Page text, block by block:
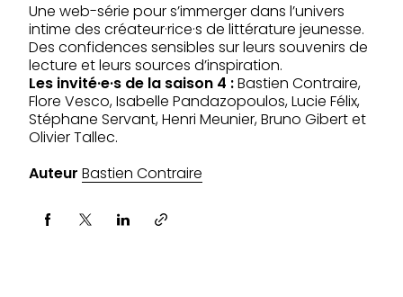
Une web-série pour s’immerger dans l’univers
intime des créateur·rice·s de littérature jeunesse.
Des confidences sensibles sur leurs souvenirs de
lecture et leurs sources d’inspiration.
Les invité·e·s de la saison 4 :Bastien Contraire,
Flore Vesco, Isabelle Pandazopoulos, Lucie Félix,
Stéphane Servant, Henri Meunier, Bruno Gibert et
Olivier Tallec.
Auteur Bastien Contraire
Partager via